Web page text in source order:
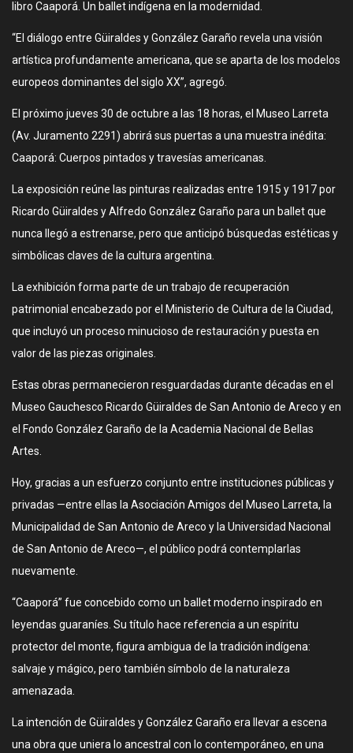
libro Caaporá. Un ballet indígena en la modernidad.
“El diálogo entre Güiraldes y González Garaño revela una visión
artística profundamente americana, que se aparta de los modelos
europeos dominantes del siglo XX”, agregó.
El próximo jueves 30 de octubre a las 18 horas, el Museo Larreta
(Av. Juramento 2291) abrirá sus puertas a una muestra inédita:
Caaporá: Cuerpos pintados y travesías americanas.
La exposición reúne las pinturas realizadas entre 1915 y 1917 por
Ricardo Güiraldes y Alfredo González Garaño para un ballet que
nunca llegó a estrenarse, pero que anticipó búsquedas estéticas y
simbólicas claves de la cultura argentina.
La exhibición forma parte de un trabajo de recuperación
patrimonial encabezado por el Ministerio de Cultura de la Ciudad,
que incluyó un proceso minucioso de restauración y puesta en
valor de las piezas originales.
Estas obras permanecieron resguardadas durante décadas en el
Museo Gauchesco Ricardo Güiraldes de San Antonio de Areco y en
el Fondo González Garaño de la Academia Nacional de Bellas
Artes.
Hoy, gracias a un esfuerzo conjunto entre instituciones públicas y
privadas —entre ellas la Asociación Amigos del Museo Larreta, la
Municipalidad de San Antonio de Areco y la Universidad Nacional
de San Antonio de Areco—, el público podrá contemplarlas
nuevamente.
“Caaporá” fue concebido como un ballet moderno inspirado en
leyendas guaraníes. Su título hace referencia a un espíritu
protector del monte, figura ambigua de la tradición indígena:
salvaje y mágico, pero también símbolo de la naturaleza
amenazada.
La intención de Güiraldes y González Garaño era llevar a escena
una obra que uniera lo ancestral con lo contemporáneo, en una